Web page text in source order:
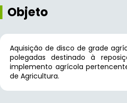
Objeto
Aquisição de disco de grade
polegadas destinado à
implemento agrícola
de Agricultura.